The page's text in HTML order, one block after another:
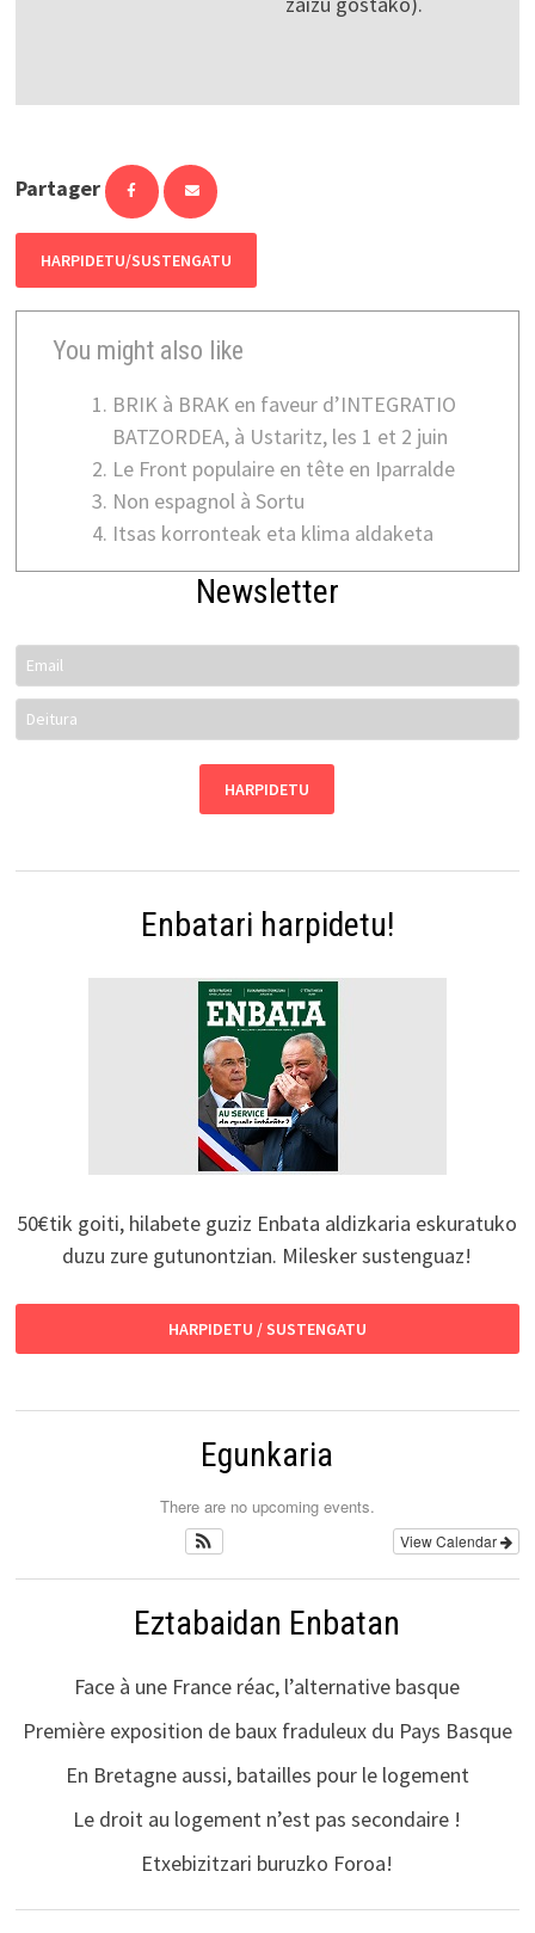
Partager
HARPIDETU/SUSTENGATU
You might also like
BRIK à BRAK en faveur d’INTEGRATIO
BATZORDEA, à Ustaritz, les 1 et 2 juin
Le Front populaire en tête en Iparralde
Non espagnol à Sortu
Itsas korronteak eta klima aldaketa
Newsletter
Enbatari harpidetu!
50€tik goiti, hilabete guziz Enbata aldizkaria eskuratuko
duzu zure gutunontzian. Milesker sustenguaz!
HARPIDETU / SUSTENGATU
Egunkaria
There are no upcoming events.
View Calendar
Eztabaidan Enbatan
Face à une France réac, l’alternative basque
Première exposition de baux fraduleux du Pays Basque
En Bretagne aussi, batailles pour le logement
Le droit au logement n’est pas secondaire !
Etxebizitzari buruzko Foroa!